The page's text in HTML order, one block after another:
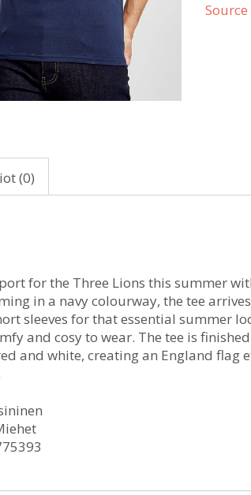
(0)
for the Three Lions this summer
in a navy colourway, the tee
sleeves for that essential summer
and cosy to wear. The tee is
and white, creating an England flag